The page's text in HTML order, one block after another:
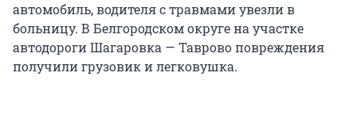
автомобиль, водителя с травмами увезли в
больницу. В Белгородском округе на участке
автодороги Шагаровка — Таврово повреждения
получили грузовик и легковушка.